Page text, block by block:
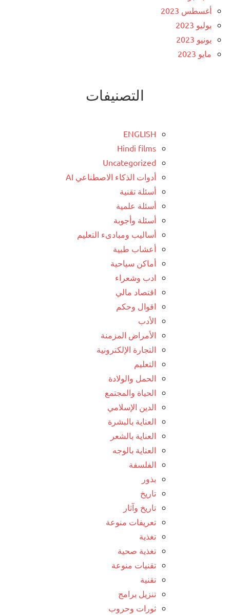
أغسطس 2023
يوليو 2023
يونيو 2023
مايو 2023
التصنيفات
ENGLISH
Hindi films
Uncategorized
أدوات الذكاء الاصطناعي AI
أسئلة تقنية
أسئلة علمية
أسئلة وأجوبة
أساليب ومبادىء التعليم
أعشاب طبية
أماكن سياحية
ادب وشعراء
اقتصاد مالي
اقوال وحكم
الأدب
الأمراض المزمنة
التجارة الإلكترونية
التعليم
الحمل والولادة
الحياة والمجتمع
الدين الإسلامي
العناية بالبشرة
العناية بالشعر
العناية بالوجه
الفلسفة
بذور
تاريخ
تاريخ وآثار
تعريفات منوعة
تغذية
تغذية صحية
تقنيات منوعة
تقنية
تنزيل برامج
ثورات وحروب